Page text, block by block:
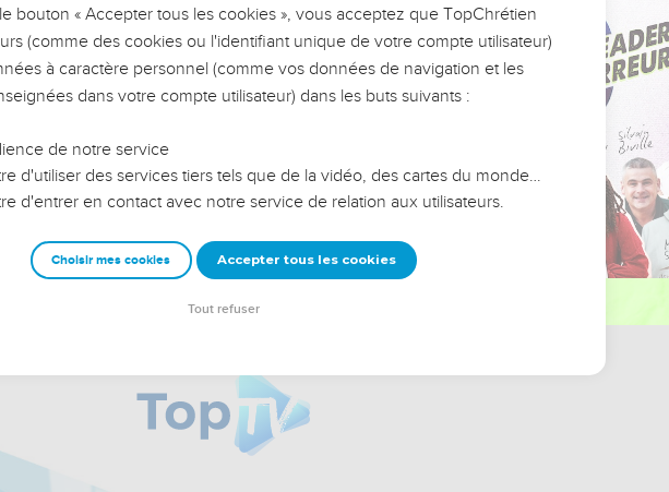
LES VOTRES ?
leur impact, leur foi ou leur vision. Mais on voit
qu'ils ont traversés, alors même que ce sont
reviennent sur les erreurs
avec plus de sagesse afin que leurs erreurs
une équipe, un groupe ou une famille,
bouton « Accepter tous les cookies », vous acceptez que TopChrétien
(comme des cookies ou l'identifiant unique de votre compte utilisateur)
à caractère personnel (comme vos données de navigation et les
dans votre compte utilisateur) dans les buts suivants :
de notre service
d'utiliser des services tiers tels que de la vidéo, des cartes du monde…
d'entrer en contact avec notre service de relation aux utilisateurs.
Choisir mes cookies Accepter tous les cookies
Tout refuser